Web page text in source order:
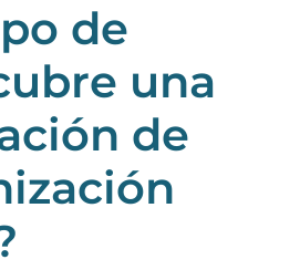
de
una
de